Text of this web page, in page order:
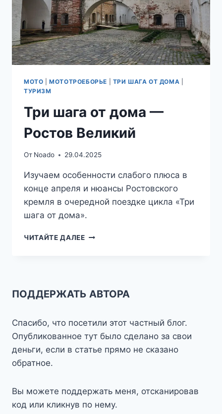
МОТО |МОТОТРОЕБОРЬЕ ТРИ ШАГА ОТ ДОМА
ТУРИЗМ
Три шага от дома —
Ростов Великий
От Noado 29.04.2025
Изучаем особенности слабого плюса в
конце апреля и нюансы Ростовского
кремля в очередной поездке цикла «Три
шага от дома».
ЧИТАЙТЕ ДАЛЕЕТРИ
ВЕЛИКИЙ
ПОДДЕРЖАТЬ АВТОРА
Спасибо, что посетили этот частный блог.
Опубликованное тут было сделано за свои
деньги, если в статье прямо не сказано
обратное.
Вы можете поддержать меня, отсканировав
код или кликнув по нему.